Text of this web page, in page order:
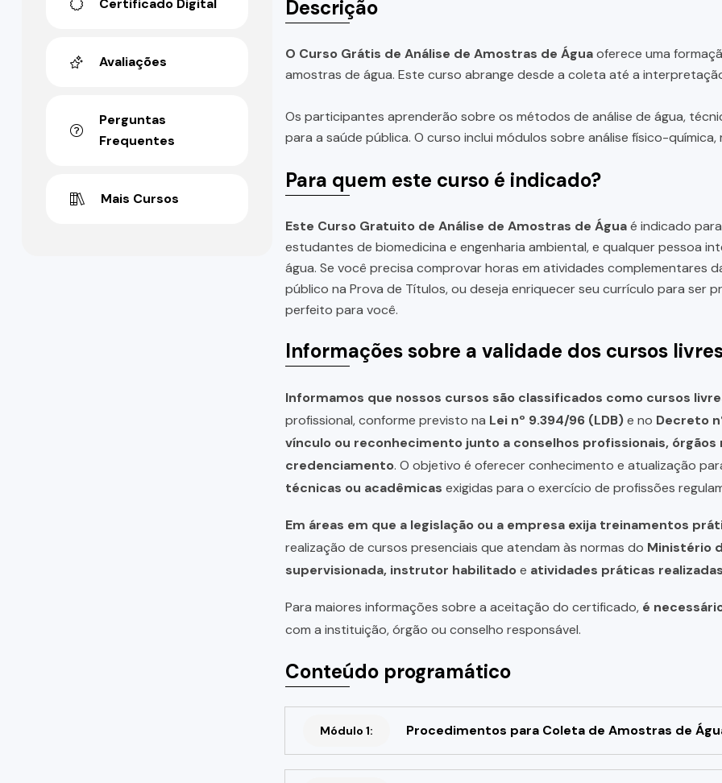
Descrição
O Curso Grátis de Análise de Amostras de Águaoferece uma
amostras de água. Este curso abrange desde a coleta até a
Os participantes aprenderão sobre os métodos de análise de água,
para a saúde pública. O curso inclui módulos sobre análise físico-
Para quem este curso é indicado?
Este Curso Gratuito de Análise de Amostras de Águaé indicado
estudantes de biomedicina e engenharia ambiental, e qualquer pessoa
água. Se você precisa comprovar horas em atividades complementares
público na Prova de Títulos, ou deseja enriquecer seu currículo para ser
perfeito para você.
Informações sobre a validade dos cursos
Informamos que nossos cursos são classificados como cursos
profissional, conforme previsto na Lei nº 9.394/96 (LDB)e no Decreto
vínculo ou reconhecimento junto a conselhos profissionais,
credenciamento. O objetivo é oferecer conhecimento e atualização
técnicas ou acadêmicas exigidas para o exercício de profissões
Em áreas em que a legislação ou a empresa exija treinamentos
realização de cursos presenciais que atendam às normas do Ministério
supervisionada, instrutor habilitadoe atividades práticas
Para maiores informações sobre a aceitação do certificado, é
com a instituição, órgão ou conselho responsável.
Conteúdo programático
Módulo 1: Procedimentos para Coleta de Amostras de
Certificado Digital
Avaliações
Perguntas
Frequentes
Mais Cursos